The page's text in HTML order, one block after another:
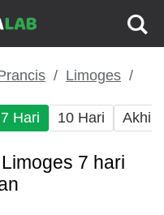
Limoges
7 Hari 10 Hari Akhir
7 hari